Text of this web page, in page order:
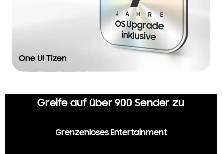
Greife auf über 900 Sender zu
Grenzenloses Entertainment